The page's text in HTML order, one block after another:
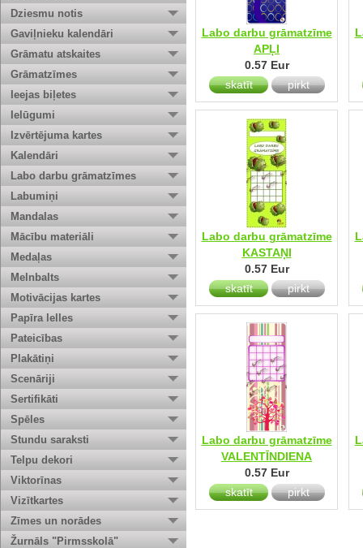
Dziesmu notis
Gaviļnieku kalendāri
Grāmatu atskaites
Grāmatzīmes
Ieejas biļetes
Ielūgumi
Izvērtējuma kartes
Kalendāri
Labo darbu grāmatzīmes
Labumiņi
Mandalas
Mācību materiāli
Medaļas
Melnbalts
Motivācijas kartes
Papīra lelles
Pateicības
Plakātiņi
Scenāriji
Sertifikāti
Spēles
Stundu saraksti
Telpu dekori
Viktorīnas
Vizītkartes
Zīmes un norādes
Žurnāls "Pirmsskolā"
Labo darbu grāmatzīme
APĻI
0.57 Eur
skatīt
pirkt
Labo darbu grāmatzīme
KASTAŅI
0.57 Eur
skatīt
pirkt
Labo darbu grāmatzīme
VALENTĪNDIENA
0.57 Eur
skatīt
pirkt